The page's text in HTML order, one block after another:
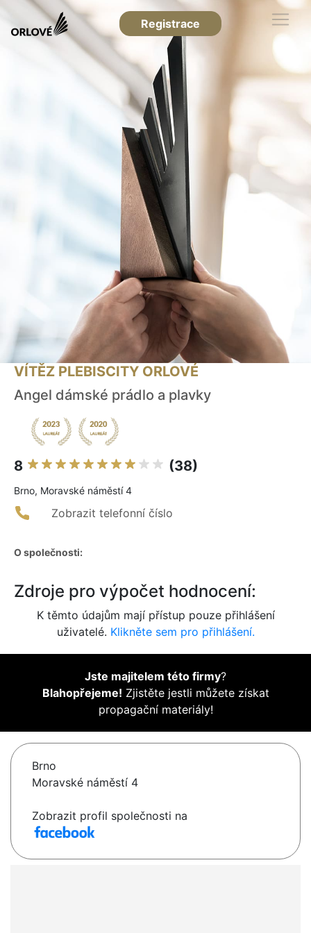
Registrace
VÍTĚZ PLEBISCITY ORLOVÉ
Angel dámské prádlo a plavky
8 (38)
Brno, Moravské náměstí 4
Zobrazit telefonní číslo
O společnosti:
Zdroje pro výpočet hodnocení:
K těmto údajům mají přístup pouze přihlášení
uživatelé. Klikněte sem pro přihlášení.
Jste majitelem této firmy?
Blahopřejeme! Zjistěte jestli můžete získat
propagační materiály!
Brno
Moravské náměstí 4
Zobrazit profil společnosti na